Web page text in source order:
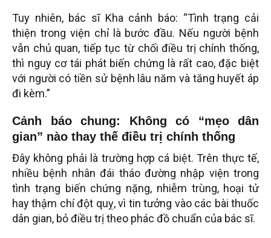
Tuy nhiên, bác sĩ Kha cảnh báo: “Tình trạng cải
thiện trong viện chỉ là bước đầu. Nếu người bệnh
vẫn chủ quan, tiếp tục từ chối điều trị chính thống,
thì nguy cơ tái phát biến chứng là rất cao, đặc biệt
với người có tiền sử bệnh lâu năm và tăng huyết áp
đi kèm.”
Cảnh báo chung: Không có “mẹo dân
gian” nào thay thế điều trị chính thống
Đây không phải là trường hợp cá biệt. Trên thực tế,
nhiều bệnh nhân đái tháo đường nhập viện trong
tình trạng biến chứng nặng, nhiễm trùng, hoại tử
hay thậm chí đột quỵ, vì tin tưởng vào các bài thuốc
dân gian, bỏ điều trị theo phác đồ chuẩn của bác sĩ.